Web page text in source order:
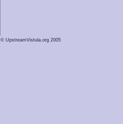
© UpstreamVistula.org 2005